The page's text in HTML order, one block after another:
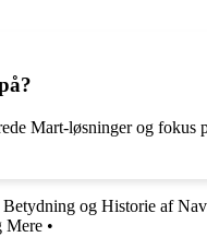
Mart-løsninger og fokus
og Historie af
Mere •